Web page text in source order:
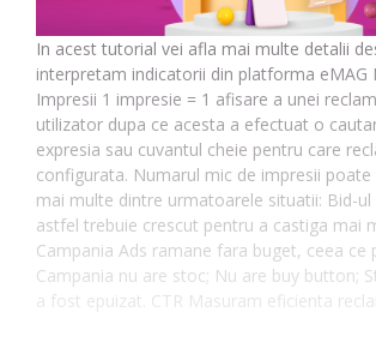
In acest tutorial vei afla mai multe detalii
interpretam indicatorii din platforma eMAG
Impresii 1 impresie = 1 afisare a unei
utilizator dupa ce acesta a efectuat o
expresia sau cuvantul cheie pentru care
configurata. Numarul mic de impresii poate
mai multe dintre urmatoarele situatii: Bid-
astfel trebuie crescut pentru a castiga mai
Campania Ads ramane fara buget, ceea ce
Campania nu are stoc; Nu are buy button;
a fost epuizat. CTR Masuram eficienta